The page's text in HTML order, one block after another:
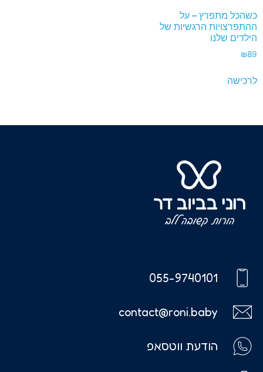
כשהכל מתפרץ – על
ההתפרצויות הרגשיות של
הילדים שלנו
₪89
לרכישה
055-9740101
contact@roni.baby
הודעת ווטסאפ